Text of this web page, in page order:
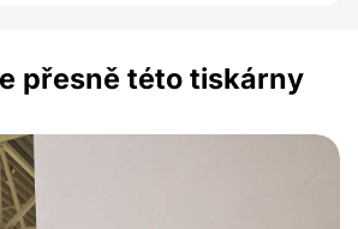
přesně této tiskárny